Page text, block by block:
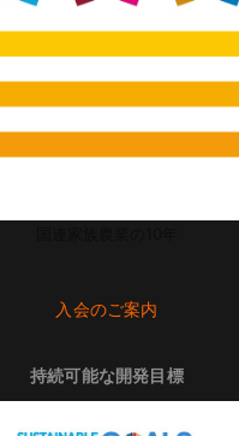
入会のご案内
持続可能な開発目標